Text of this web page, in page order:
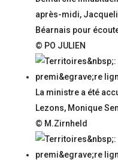
après-midi,
Béarnais pour
© PO JULIEN
La ministre a été
Lezons, Monique
© M.Zirnheld